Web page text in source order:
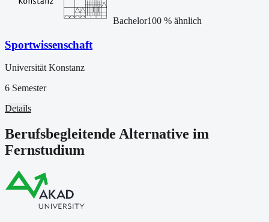
Bachelor100% ähnlich
Sportwissenschaft
Universität Konstanz
6 Semester
Details
Berufsbegleitende Alternative im
Fernstudium